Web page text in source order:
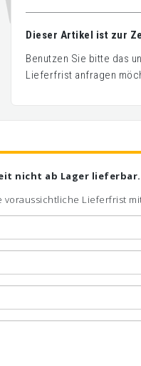
Dieser Artikel ist zur
Benutzen Sie bitte das
Lieferfrist anfragen
nicht ab Lager lieferbar.
Lieferfrist